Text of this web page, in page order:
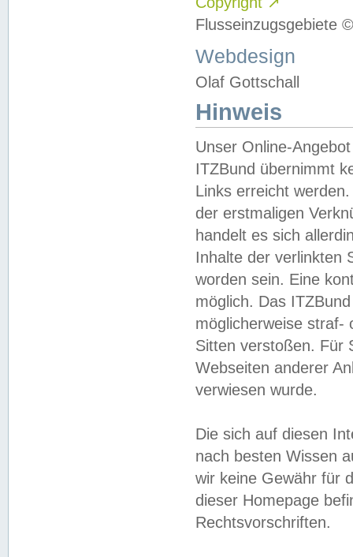
Flusseinzugsgebiete
Webdesign
Olaf Gottschall
Hinweis
Unser Online-
ITZBund übernimmt
Links erreicht
der erstmaligen
handelt es sich
Inhalte der verlinkten
worden sein. Eine
möglich. Das
möglicherweise straf-
Sitten verstoßen. Für
Webseiten anderer
verwiesen wurde.
Die sich auf diesen
nach besten Wissen
wir keine Gewähr für
dieser Homepage
Rechtsvorschriften.